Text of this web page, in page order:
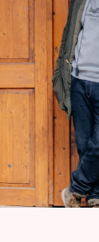
svým
pro
Také
poté, co
budou